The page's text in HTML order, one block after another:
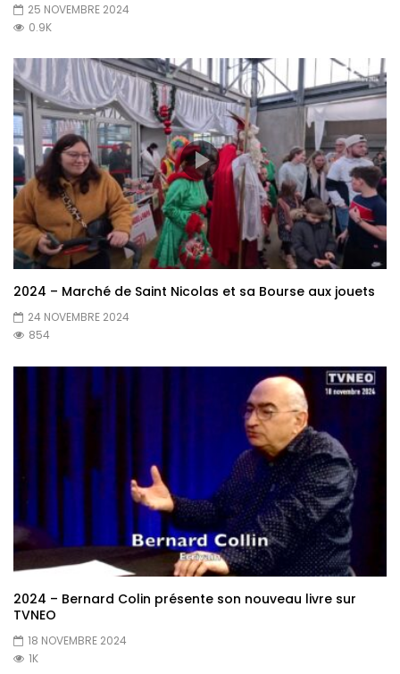
25 NOVEMBRE 2024
0.9K
2024 – Marché de Saint Nicolas et sa Bourse aux jouets
24 NOVEMBRE 2024
854
2024 – Bernard Colin présente son nouveau livre sur
TVNEO
18 NOVEMBRE 2024
1K